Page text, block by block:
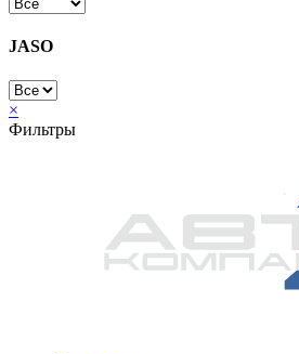
JASO
×
Фильтры